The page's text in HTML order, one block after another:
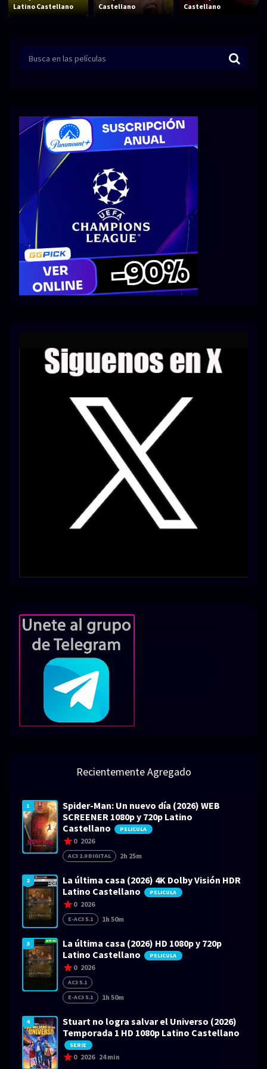
Comedia Crimen
Terror
Fantástico Romance
Bélico Thriller
Biográfico
SERIES
Series 1080p Series 4K HDR
Series 720p 2160p 4K SDR
Series 1080p 60 FPS
Latino Castellano
Castellano
Castellano
Recientemente Agregado
1
Spider-Man: Un nuevo día (2026) WEB
SCREENER 1080p y 720p Latino
Castellano
PELICULA
0 2026
AC3 2.0 DIGITAL 2h 25m
2
La última casa (2026) 4K Dolby Visión HDR
Latino Castellano
PELICULA
0 2026
E-AC3 5.1 1h 50m
3
La última casa (2026) HD 1080p y 720p
Latino Castellano
PELICULA
0 2026
AC3 5.1
E-AC3 5.1
1h 50m
4
Stuart no logra salvar el Universo (2026)
Temporada 1 HD 1080p Latino Castellano
SERIE
0 2026 24 min